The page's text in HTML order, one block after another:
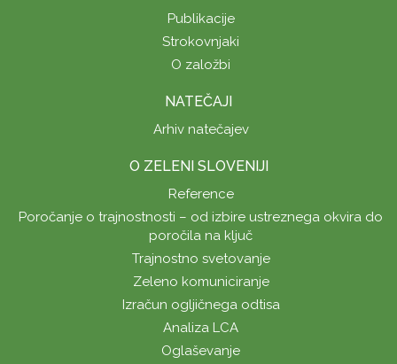
Publikacije
Strokovnjaki
O založbi
NATEČAJI
Arhiv natečajev
O ZELENI SLOVENIJI
Reference
Poročanje o trajnostnosti – od izbire ustreznega okvira do
poročila na ključ
Trajnostno svetovanje
Zeleno komuniciranje
Izračun ogljičnega odtisa
Analiza LCA
Oglaševanje